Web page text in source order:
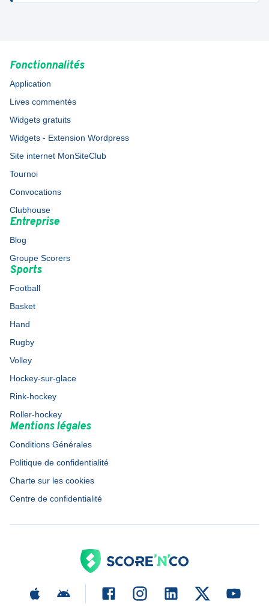
Fonctionnalités
Application
Lives commentés
Widgets gratuits
Widgets - Extension Wordpress
Site internet MonSiteClub
Tournoi
Convocations
Clubhouse
Entreprise
Blog
Groupe Scorers
Sports
Football
Basket
Hand
Rugby
Volley
Hockey-sur-glace
Rink-hockey
Roller-hockey
Mentions légales
Conditions Générales
Politique de confidentialité
Charte sur les cookies
Centre de confidentialité